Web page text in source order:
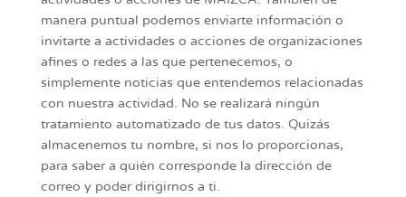
manera puntual podemos enviarte información o
invitarte a actividades o acciones de organizaciones
afines o redes a las que pertenecemos, o
simplemente noticias que entendemos relacionadas
con nuestra actividad. No se realizará ningún
tratamiento automatizado de tus datos. Quizás
almacenemos tu nombre, si nos lo proporcionas,
para saber a quién corresponde la dirección de
correo y poder dirigirnos a ti.